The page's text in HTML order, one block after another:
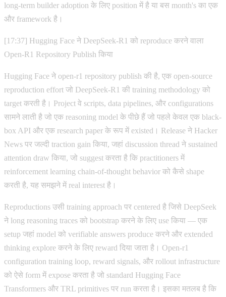
long-term builder adoption के लिए position में है या बस month's का एक
और framework है।
[17:37] Hugging Face ने DeepSeek-R1 को reproduce करने वाला
Open-R1 Repository Publish किया
Hugging Face ने open-r1 repository publish की है, एक open-source
reproduction effort जो DeepSeek-R1 की training methodology को
target करती है। Project वे scripts, data pipelines, और configurations
सामने लाती है जो एक reasoning model के पीछे हैं जो पहले केवल एक black-
box API और एक research paper के रूप में existed। Release ने Hacker
News पर जल्दी traction gain किया, जहां discussion thread ने sustained
attention draw किया, जो suggest करता है कि practitioners में
reinforcement learning chain-of-thought behavior को कैसे shape
करती है, यह समझने में real interest है।
Reproductions उसी training approach पर centered है जिसे DeepSeek
ने long reasoning traces को bootstrap करने के लिए use किया — एक
setup जहां model को verifiable answers produce करने और extended
thinking explore करने के लिए reward दिया जाता है। Open-r1
configuration training loop, reward signals, और rollout infrastructure
को ऐसे form में expose करता है जो standard Hugging Face
Transformers और TRL primitives पर run करता है। इसका मतलब है कि